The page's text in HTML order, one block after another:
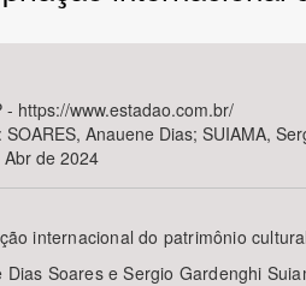
- https://www.estadao.com.br/
SOARES, Anauene Dias; SUIAMA,
de 2024
internacional do patrimônio
Dias Soares e Sergio Gardenghi